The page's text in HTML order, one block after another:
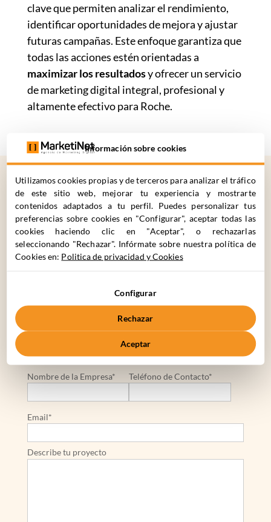
clave que permiten analizar el rendimiento,
identificar oportunidades de mejora y ajustar
futuras campañas. Este enfoque garantiza que
todas las acciones estén orientadas a
maximizar los resultadosy ofrecer un servicio
de marketing digital integral, profesional y
altamente efectivo para Roche.
¿CÓMOPODEMOS
AYUDARTE?
+34 910 061 582
Nombre de la Empresa* Teléfono de Contacto*
Email*
Describe tu proyecto
Información sobre cookies
Utilizamos cookies propias y de terceros para analizar el tráfico
de este sitio web, mejorar tu experiencia y mostrarte
contenidos adaptados a tu perfil. Puedes personalizar tus
preferencias sobre cookies en "Configurar", aceptar todas las
cookies haciendo clic en "Aceptar", o rechazarlas
seleccionando "Rechazar". Infórmate sobre nuestra política de
Cookies en: Politica de privacidad y Cookies
Configurar
Rechazar
Aceptar